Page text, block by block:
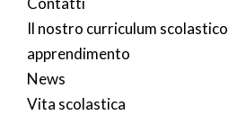
Il nostro curriculum scolastico
apprendimento
News
Vita scolastica